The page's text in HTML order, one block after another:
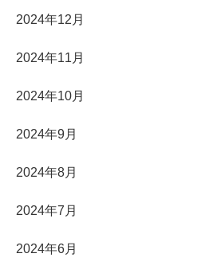
2024年12月
2024年11月
2024年10月
2024年9月
2024年8月
2024年7月
2024年6月